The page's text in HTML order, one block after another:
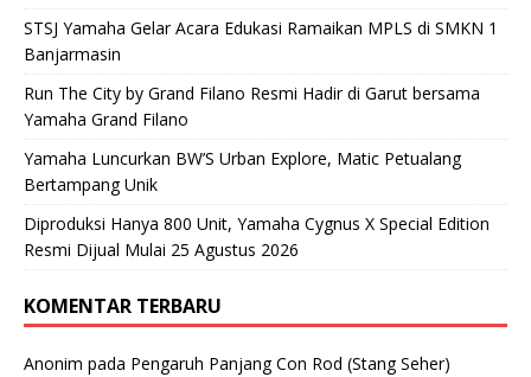
STSJ Yamaha Gelar Acara Edukasi Ramaikan MPLS di SMKN 1
Banjarmasin
Run The City by Grand Filano Resmi Hadir di Garut bersama
Yamaha Grand Filano
Yamaha Luncurkan BW’S Urban Explore, Matic Petualang
Bertampang Unik
Diproduksi Hanya 800 Unit, Yamaha Cygnus X Special Edition
Resmi Dijual Mulai 25 Agustus 2026
KOMENTAR TERBARU
Anonim pada Pengaruh Panjang Con Rod (Stang Seher)